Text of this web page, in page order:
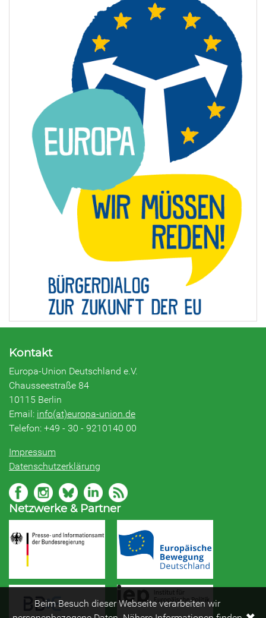
Kontakt
Europa-Union Deutschland e.V.
Chausseestraße 84
10115 Berlin
Email: info(at)europa-union.de
Telefon: +49 - 30 - 9210140 00
Impressum
Datenschutzerklärung
Netzwerke & Partner
Beim Besuch dieser Webseite verarbeiten wir